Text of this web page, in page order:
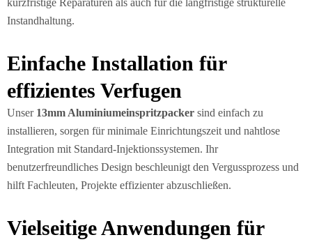
Instandhaltung.
Einfache Installation für
effizientes Verfugen
Unser 13mm Aluminiumeinspritzpacker sind einfach zu
installieren, sorgen für minimale Einrichtungszeit und nahtlose
Integration mit Standard-Injektionssystemen. Ihr
benutzerfreundliches Design beschleunigt den Vergussprozess und
hilft Fachleuten, Projekte effizienter abzuschließen.
Vielseitige Anwendungen für